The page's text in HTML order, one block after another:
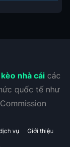
kèo nhà cáicác
quốc tế như
vụ Giới thiệu